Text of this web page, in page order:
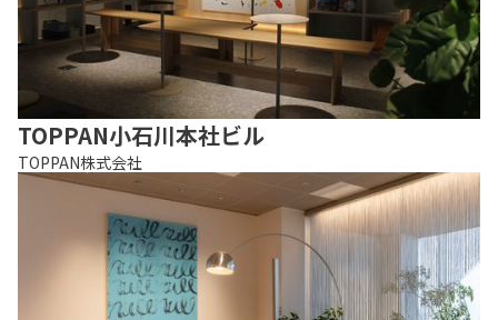
TOPPAN小石川本社ビル
TOPPAN株式会社